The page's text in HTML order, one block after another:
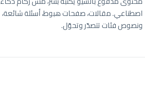
اصطناعي. مقالات، صفحات هبوط، أسئلة شائعة،
ونصوص فئات تتصدّر وتحوّل.